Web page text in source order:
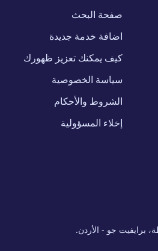
صفحة البحث
اضافة خدمة جديدة
كيف يمكنك تعزيز ظهورك
سياسة الخصوصية
الشروط والأحكام
إخلاء المسؤولية